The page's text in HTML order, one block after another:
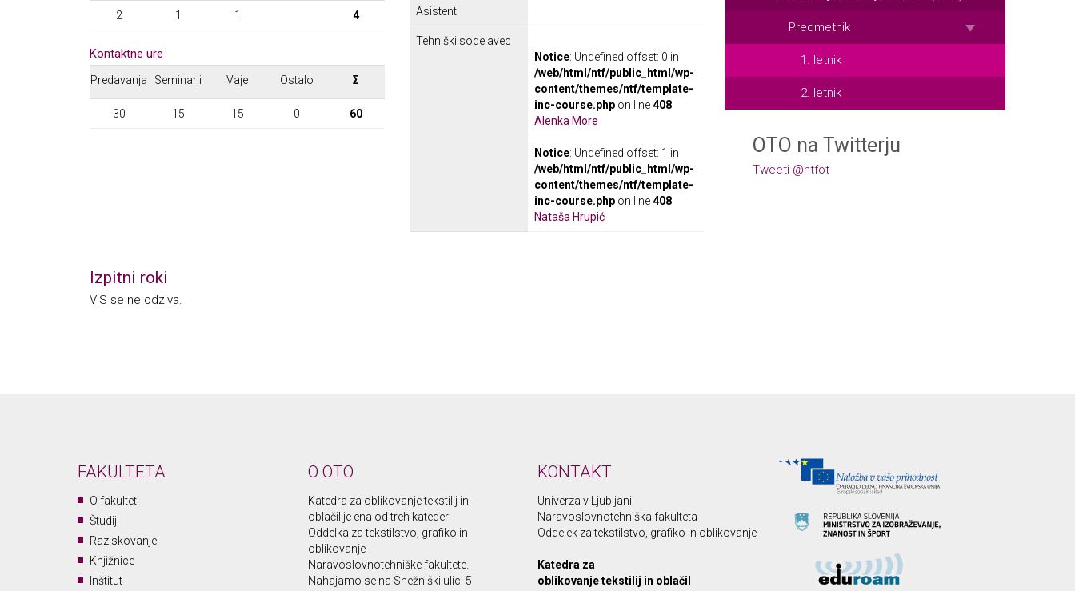
2 1 1 4
Kontaktne ure
Predavanja Seminarji Vaje Ostalo Σ
30 15 15 0 60
Asistent
Tehniški sodelavec
Notice: Undefined offset: 0 in
/web/html/ntf/public_html/wp-
content/themes/ntf/template-
inc-course.phpon line408
Alenka More
Notice: Undefined offset: 1 in
/web/html/ntf/public_html/wp-
content/themes/ntf/template-
inc-course.phpon line408
Nataša Hrupić
Izpitni roki
VIS se ne odziva.
Predmetnik
1. letnik
2. letnik
OTO na Twitterju
Tweeti @ntfot
FAKULTETA
O fakulteti
Študij
Raziskovanje
Knjižnice
Inštitut
O OTO
Katedra za oblikovanje tekstilij in
oblačil je ena od treh kateder
Oddelka za tekstilstvo, grafiko in
oblikovanje
Naravoslovnotehniške fakultete.
Nahajamo se na Snežniški ulici 5
KONTAKT
Univerza v Ljubljani
Naravoslovnotehniška fakulteta
Oddelek za tekstilstvo, grafiko in oblikovanje
Katedra za
oblikovanje tekstilij in oblačil